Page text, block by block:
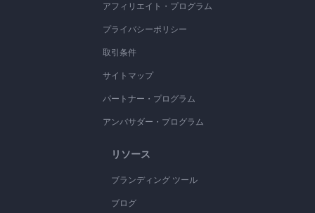
アフィリエイト・プログラム
プライバシーポリシー
取引条件
サイトマップ
パートナー・プログラム
アンバサダー・プログラム
リソース
ブランディング ツール
ブログ